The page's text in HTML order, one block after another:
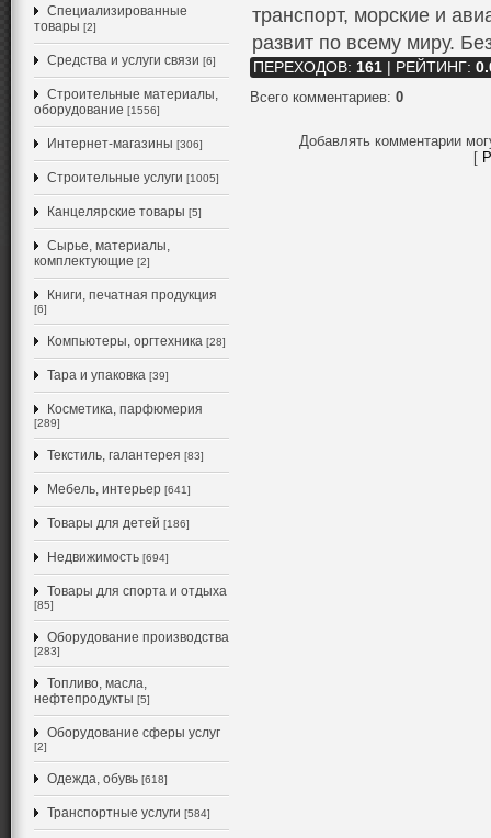
Специализированные
товары [2]
Средства и услуги связи [6]
Строительные материалы,
оборудование [1556]
Интернет-магазины [306]
Строительные услуги [1005]
Канцелярские товары [5]
Сырье, материалы,
комплектующие [2]
Книги, печатная продукция
[6]
Компьютеры, оргтехника [28]
Тара и упаковка [39]
Косметика, парфюмерия
[289]
Текстиль, галантерея [83]
Мебель, интерьер [641]
Товары для детей [186]
Недвижимость [694]
Товары для спорта и отдыха
[85]
Оборудование производства
[283]
Топливо, масла,
нефтепродукты [5]
Оборудование сферы услуг
[2]
Одежда, обувь [618]
Транспортные услуги [584]
транспорт, морские и
развит по всему миру.
ПЕРЕХОДОВ: 161 РЕЙТИНГ:
Всего комментариев: 0
Добавлять комментарии
[